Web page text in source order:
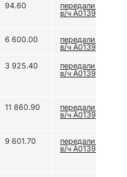
94.60 передали до
в/ч А0139
6 600.00 передали до
в/ч А0139
3 925.40 передали до
в/ч А0139
11 860.90 передали до
в/ч А0139
9 601.70 передали до
в/ч А0139